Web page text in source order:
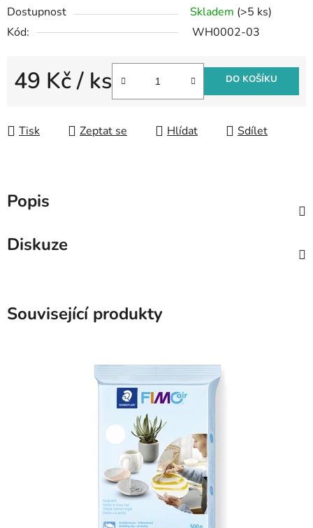
Dostupnost Skladem (>5 ks)
Kód:
WH0002-03
49 Kč/ ks DO KOŠÍKU
Tisk Zeptat se Hlídat Sdílet
Popis
Diskuze
Související produkty